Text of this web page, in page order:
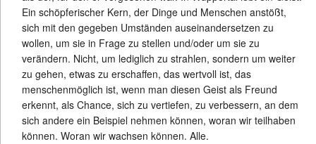
Ein schöpferischer Kern, der Dinge und Menschen anstößt,
sich mit den gegeben Umständen auseinandersetzen zu
wollen, um sie in Frage zu stellen und/oder um sie zu
verändern. Nicht, um lediglich zu strahlen, sondern um weiter
zu gehen, etwas zu erschaffen, das wertvoll ist, das
menschenmöglich ist, wenn man diesen Geist als Freund
erkennt, als Chance, sich zu vertiefen, zu verbessern, an dem
sich andere ein Beispiel nehmen können, woran wir teilhaben
können. Woran wir wachsen können. Alle.